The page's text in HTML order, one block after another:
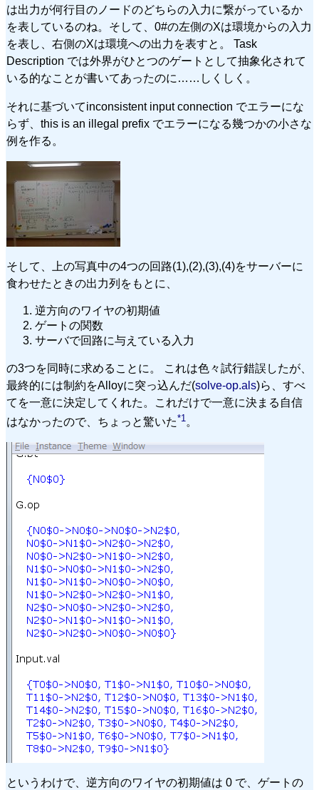
は出力が何行目のノードのどちらの入力に繋がっているか
を表しているのね。そして、0#の左側のXは環境からの入力
を表し、右側のXは環境への出力を表すと。 Task
Description では外界がひとつのゲートとして抽象化されて
いる的なことが書いてあったのに……しくしく。
それに基づいてinconsistent input connection でエラーにな
らず、this is an illegal prefix でエラーになる幾つかの小さな
例を作る。
そして、上の写真中の4つの回路(1),(2),(3),(4)をサーバーに
食わせたときの出力列をもとに、
逆方向のワイヤの初期値
ゲートの関数
サーバで回路に与えている入力
の3つを同時に求めることに。 これは色々試行錯誤したが、
最終的には制約をAlloyに突っ込んだ(solve-op.als)ら、すべ
てを一意に決定してくれた。これだけで一意に決まる自信
はなかったので、ちょっと驚いた*1。
というわけで、逆方向のワイヤの初期値は 0 で、ゲートの